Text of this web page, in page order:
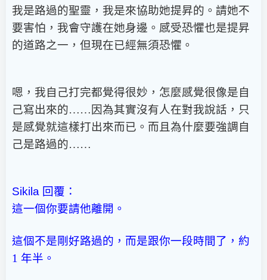
我是路過的聖靈，我是來協助她提昇的。請她不
要害怕，我會守護在她身邊。感受恐懼也是提昇
的道路之一，但現在已經無須恐懼。
嗯，我自己打完都覺得很妙，怎麼感覺很像是自
己寫出來的……因為其實沒有人在對我說話，只
是感覺就這樣打出來而已。而且為什麼要強調自
己是路過的……
Sikila 回覆：
這一個你要請他離開。
這個不是剛好路過的，而是跟你一段時間了，約
1 年半。